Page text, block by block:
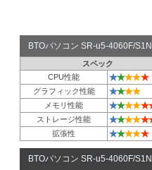
BTOパソコン SR-u5-4060F/
スペック
CPU性能
★★★★★
グラフィック性能 ★★★★
メモリ性能 ★★★★★
ストレージ性能 ★★★★★
拡張性 ★★★★★
BTOパソコン SR-u5-4060F/